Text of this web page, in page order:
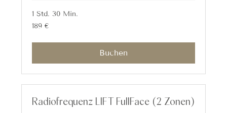
1 Std. 30 Min.
189
Euro
189 €
Buchen
Radiofrequenz LIFT FullFace (2 Zonen)